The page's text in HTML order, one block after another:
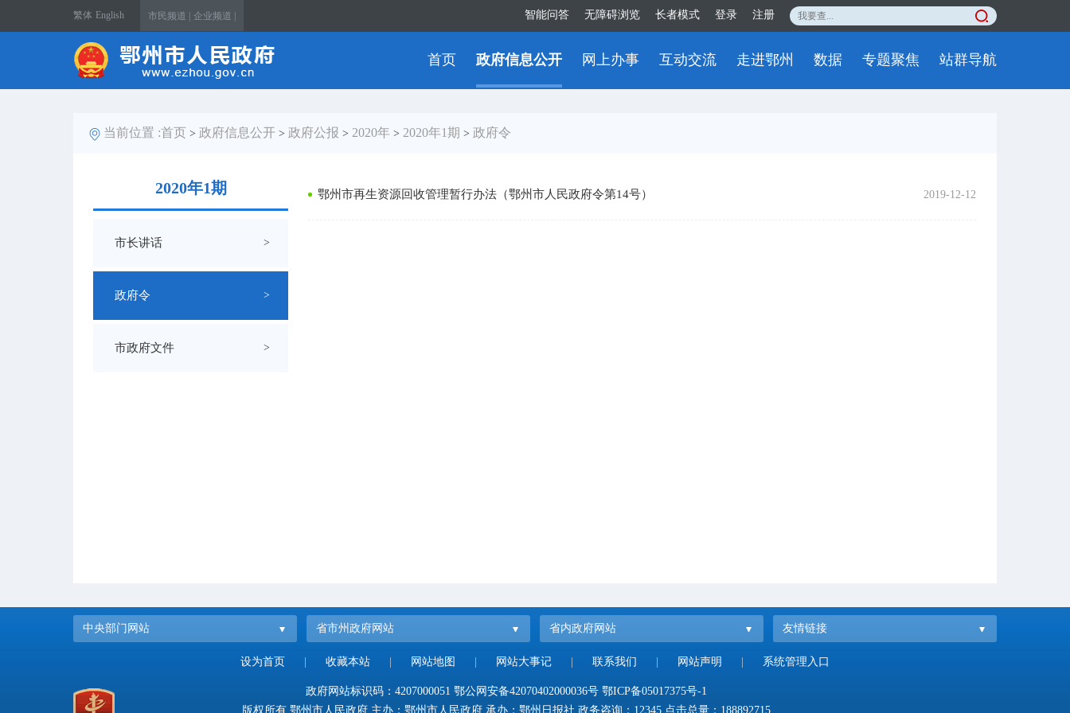
繁体 English 市民频道 | 企业频道 | 智能问答 无障碍浏览 长者模式 登录 注册
首页 政府信息公开 网上办事 互动交流 走进鄂州 数据 专题聚焦 站群导航
当前位置 :首页 > 政府信息公开 > 政府公报 > 2020年 > 2020年1期 > 政府令
2020年1期
市长讲话 >
政府令 >
市政府文件 >
鄂州市再生资源回收管理暂行办法（鄂州市人民政府令第14号） 2019-12-12
中央部门网站 省市州政府网站 省内政府网站 友情链接
设为首页 收藏本站 网站地图 网站大事记 联系我们 网站声明 系统管理入口
政府网站标识码：4207000051 鄂公网安备42070402000036号 鄂ICP备05017375号-1
版权所有 鄂州市人民政府 主办：鄂州市人民政府 承办：鄂州日报社 政务咨询：12345 点击总量： 188892715